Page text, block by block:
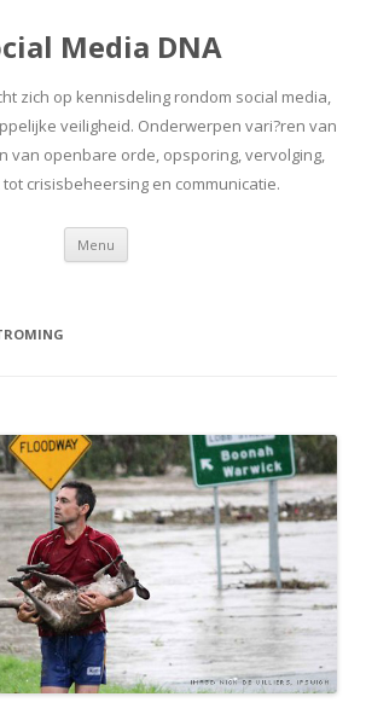
Media DNA
zich op kennisdeling rondom social media,
veiligheid. Onderwerpen vari?ren van
van openbare orde, opsporing, vervolging,
crisisbeheersing en communicatie.
Menu Spring
inhoud